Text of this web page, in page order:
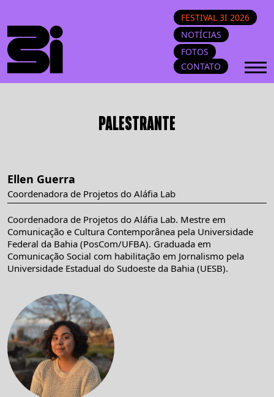
FESTIVAL 3I 2026
NOTÍCIAS
FOTOS
CONTATO
PALESTRANTE
Ellen Guerra
Coordenadora de Projetos do Aláfia Lab
Coordenadora de Projetos do Aláfia Lab. Mestre em
Comunicação e Cultura Contemporânea pela Universidade
Federal da Bahia (PosCom/UFBA). Graduada em
Comunicação Social com habilitação em Jornalismo pela
Universidade Estadual do Sudoeste da Bahia (UESB).